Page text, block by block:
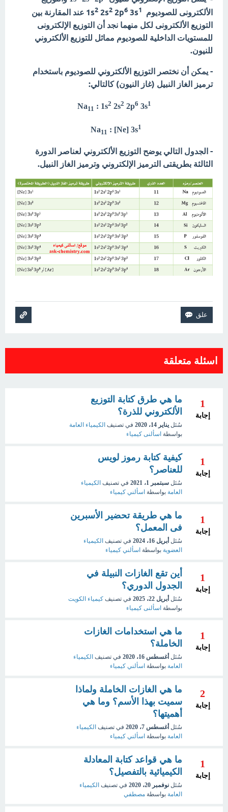
الألكترونى للصوديوم
2 2s2 2p6 3s1
عند المقارنة بين
التوزيع الألكترونى لكل منهما نجد أن التوزيع الإلكترونى
للمستويات الداخلية للصوديوم مماثل للتوزيع الألكتروني
للنيون.
- يمكن أن نختصر التوزيع الألكتروني للصوديوم باستخدام
ترميز الغاز النبيل (غاز النيون) كالتالي:
Na11 : 1s2 2s2 2p6 3s1
Na11 : [Ne] 3s1
- الجدول التالي يوضح التوزيع الألكتروني لعناصر الدورة
الثالثة بطريقتى الترميز الإلكتروني وترميز الغاز النبيل.
اسئلة متعلقة
1
إجابة
ما هي طرق كتابة التوزيع
الألكتروني للذرة؟
سُئل يناير 14، 2020 في تصنيف الكيمياء العامة
بواسطة اسألنى كيمياء
1
إجابة
كيفية كتابة رموز لويس
للعناصر؟
سُئل سبتمبر 1، 2021 في تصنيف الكيمياء
العامة بواسطة اسألني كيمياء
1
إجابة
ما هي طريقة تحضير الأسبرين
فى المعمل؟
سُئل أبريل 16، 2024 في تصنيف الكيمياء
العضوية بواسطة اسألني كيمياء
1
إجابة
أين تقع الغازات النبيلة في
الجدول الدوري؟
سُئل أبريل 22، 2025 في تصنيف كيمياء الكويت
بواسطة اسألنى كيمياء
1
إجابة
ما هي استخدامات الغازات
الخاملة؟
سُئل أغسطس 16، 2020 في تصنيف الكيمياء
العامة بواسطة اسألني كيمياء
2
إجابة
ما هي الغازات الخاملة ولماذا
سميت بهذا الأسم؟ وما هي
أهميتها؟
سُئل أغسطس 7، 2020 في تصنيف الكيمياء
العامة بواسطة اسألني كيمياء
1
إجابة
ما هي قواعد كتابة المعادلة
الكيميائية بالتفصيل؟
سُئل نوفمبر 20، 2020 في تصنيف الكيمياء
العامة بواسطة مصطفي